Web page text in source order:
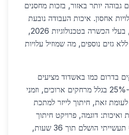
גבוהה יותר באזור, בזכות מחסנים
אחסון. איכות העבודה נובעת
מצוות מומחים מנוסים, בעלי הכשרה בטכנולוגיות 2026,
גזים נוספים, מה שמוזיל עלויות
בדרום כמו באשדוד מציעים
מחירים גבוהים יותר ב-25% בגלל מרחקים ארוכים, וזמני
3-4 ימים. לעומת זאת, חיתוך לייזר למתכת
דוגמה, פרויקט חיתוך
לוחות נירוסטה לריהוט תעשייתי הושלם תוך 36 שעות,